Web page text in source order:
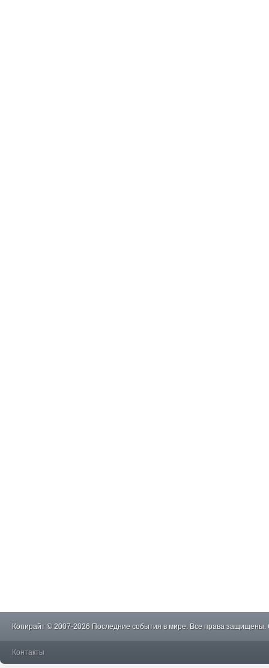
Копирайт © 2007-2026 Последние события в мире. Все права защищены.
Контакты